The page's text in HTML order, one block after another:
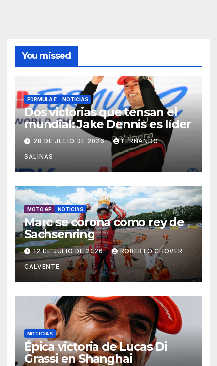
You missed
FORMULA E NOTICIAS
Dos victorias que tensan el
mundial: Jake Dennis es líder
28 DE JULIO DE 2026 FERNANDO
SALINAS
MOTO GP NOTICIAS
Marc se corona como rey de
Sachsenring
12 DE JULIO DE 2026 ROBERTO CHOVER
CALVENTE
NOTICIAS
Épica victoria de Lucas Di
Grassi en Shanghai